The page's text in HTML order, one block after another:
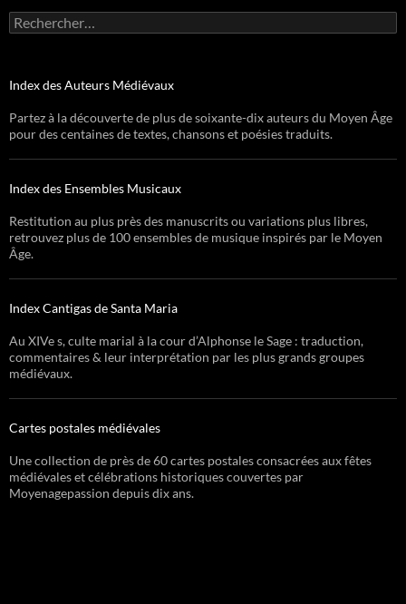
Rechercher :
Index des Auteurs Médiévaux
Partez à la découverte de plus de soixante-dix auteurs du Moyen Âge
pour des centaines de textes, chansons et poésies traduits.
Index des Ensembles Musicaux
Restitution au plus près des manuscrits ou variations plus libres,
retrouvez plus de 100 ensembles de musique inspirés par le Moyen
Âge.
Index Cantigas de Santa Maria
Au XIVe s, culte marial à la cour d’Alphonse le Sage : traduction,
commentaires & leur interprétation par les plus grands groupes
médiévaux.
Cartes postales médiévales
Une collection de près de 60 cartes postales consacrées aux fêtes
médiévales et célébrations historiques couvertes par
Moyenagepassion depuis dix ans.